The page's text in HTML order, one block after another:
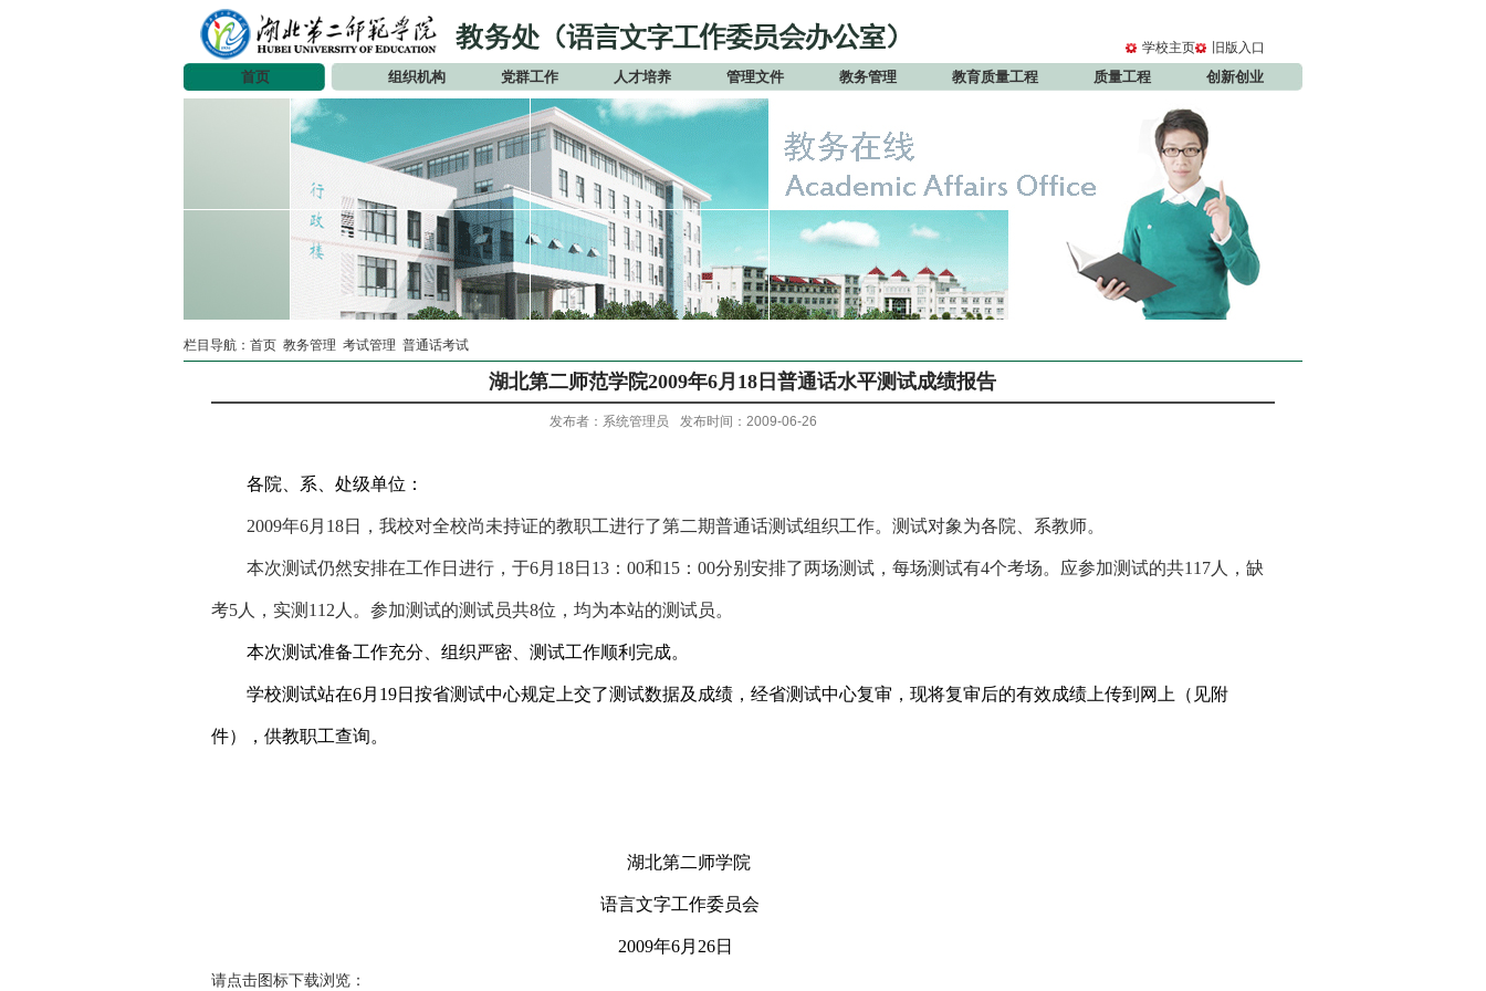
学校主页 旧版入口
首页 组织机构 党群工作 人才培养 管理文件 教务管理 教育质量工程 质量工程 创新创业
栏目导航： 首页 教务管理 考试管理 普通话考试
湖北第二师范学院2009年6月18日普通话水平测试成绩报告
发布者：系统管理员 发布时间：2009-06-26
各院、系、处级单位：
2009年6月 18日 ，我校对全校尚未持证的教职工进行了第二期普通话测试组织工作。测试对象为各院、系教师。
本次测试仍然安排在工作日进行，于6月 18日 13 ：00和15 ：00分别安排了两场测试，每场测试有4个考场。应参加测试的共117 人，缺
考5 人，实测 112 人。参加测试的测试员共8位，均为本站的测试员。
本次测试准备工作充分、组织严密、测试工作顺利完成。
学校测试站在6月 19日按省测试中心规定上交了测试数据及成绩，经省测试中心复审，现将复审后的有效成绩上传到网上（见附
件），供教职工查询。
湖北第二师学院
语言文字工作委员会
2009年6月 26日
请点击图标下载浏览：